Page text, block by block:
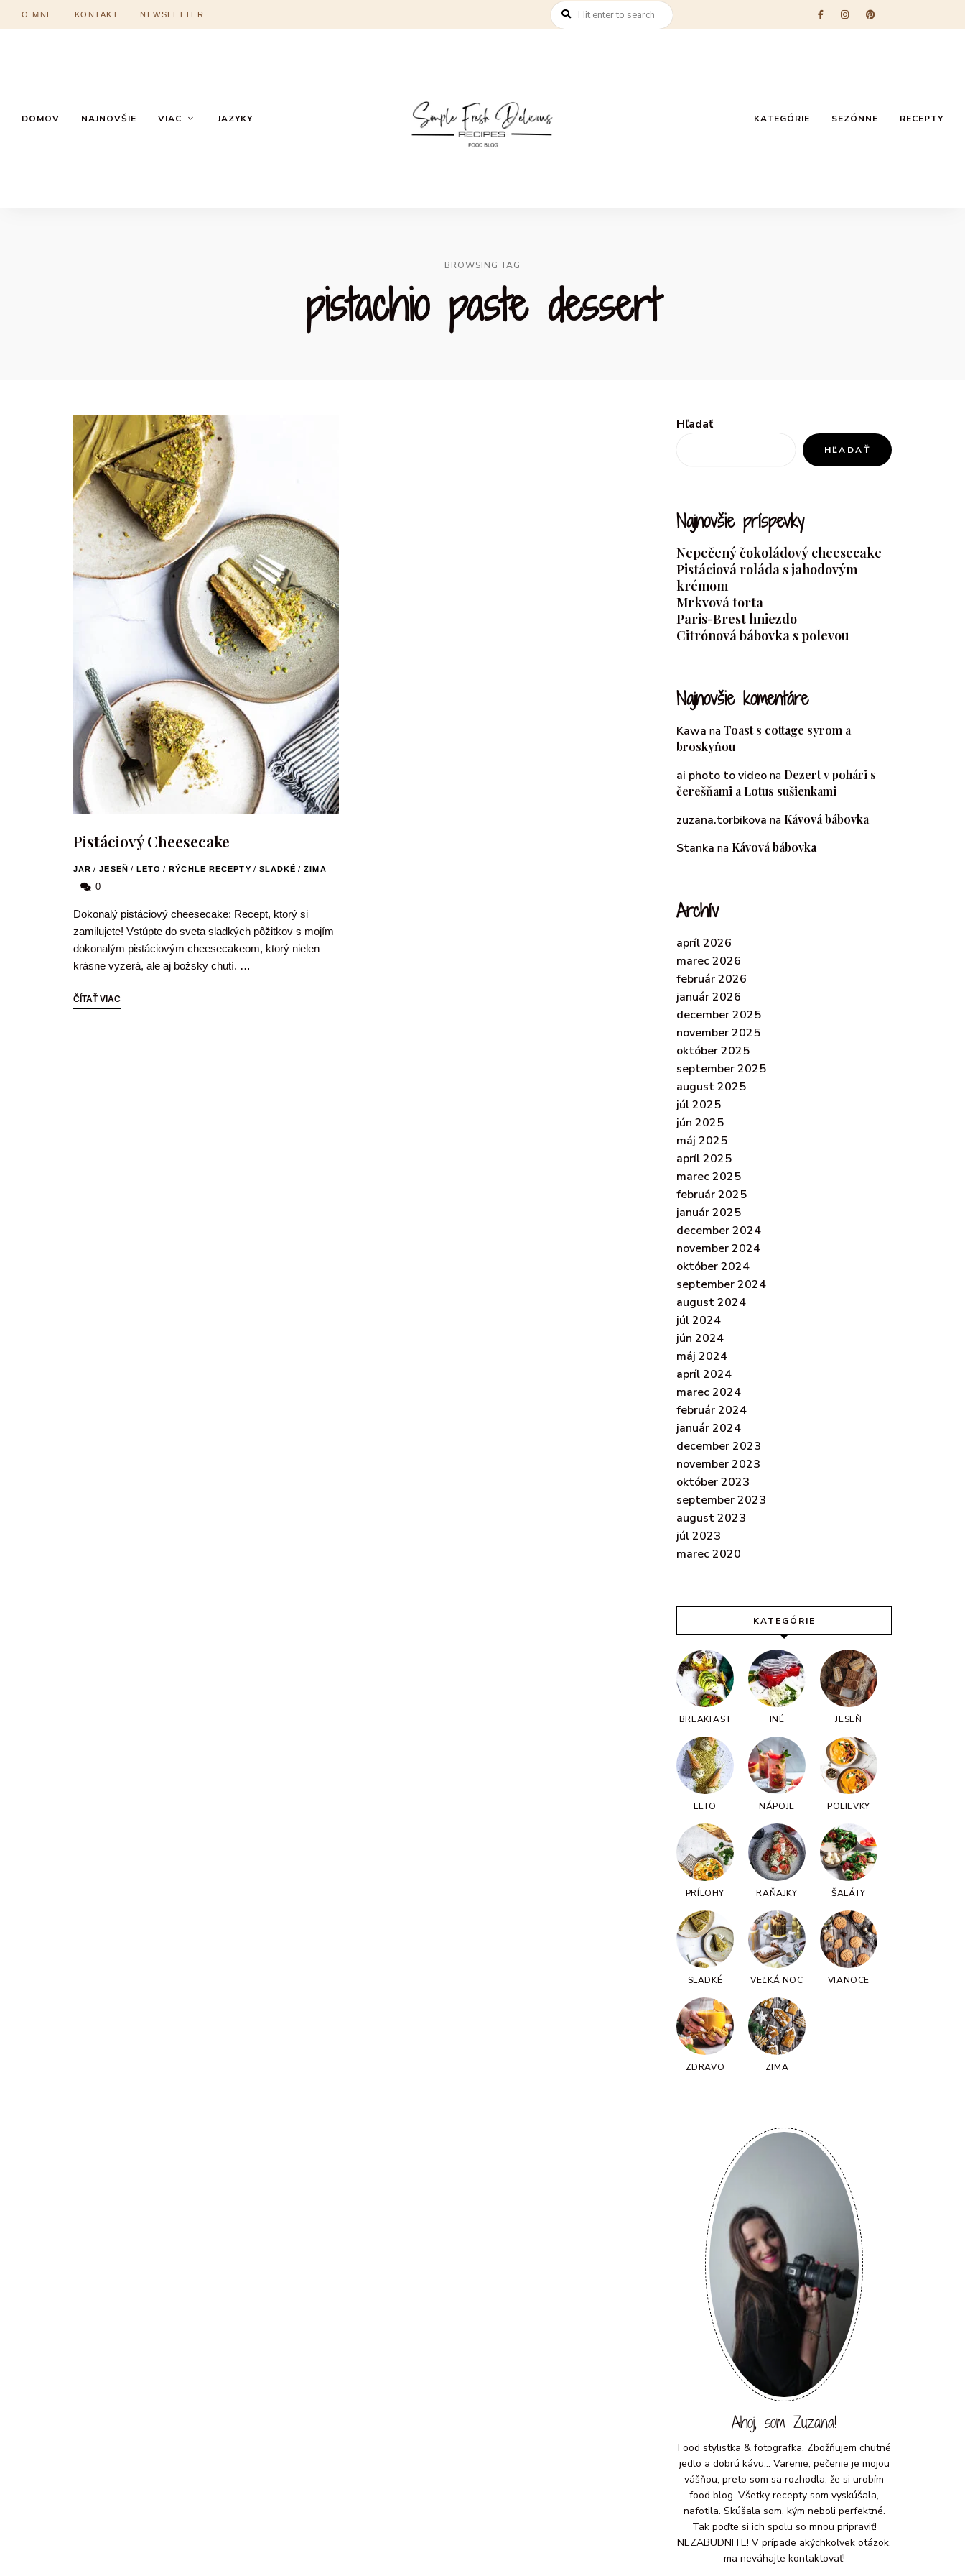
O MNE KONTAKT NEWSLETTER
DOMOV NAJNOVŠIE VIAC JAZYKY KATEGÓRIE SEZÓNNE RECEPTY
BROWSING TAG
pistachio paste dessert
Pistáciový Cheesecake
JAR / JESEŇ / LETO / RÝCHLE RECEPTY / SLADKÉ / ZIMA
0
Dokonalý pistáciový cheesecake: Recept, ktorý si
zamilujete! Vstúpte do sveta sladkých pôžitkov s mojím
dokonalým pistáciovým cheesecakeom, ktorý nielen
krásne vyzerá, ale aj božsky chutí. …
ČÍTAŤ VIAC
Hľadať
HĽADAŤ
Najnovšie príspevky
Nepečený čokoládový cheesecake
Pistáciová roláda s jahodovým
krémom
Mrkvová torta
Paris-Brest hniezdo
Citrónová bábovka s polevou
Najnovšie komentáre
Kawa na Toast s cottage syrom a
broskyňou
ai photo to videona Dezert v pohári s
čerešňami a Lotus sušienkami
zuzana.torbikova na Kávová bábovka
Stanka na Kávová bábovka
Archív
apríl 2026
marec 2026
február 2026
január 2026
december 2025
november 2025
október 2025
september 2025
august 2025
júl 2025
jún 2025
máj 2025
apríl 2025
marec 2025
február 2025
január 2025
december 2024
november 2024
október 2024
september 2024
august 2024
júl 2024
jún 2024
máj 2024
apríl 2024
marec 2024
február 2024
január 2024
december 2023
november 2023
október 2023
september 2023
august 2023
júl 2023
marec 2020
KATEGÓRIE
BREAKFAST INÉ JESEŇ
LETO NÁPOJE POLIEVKY
PRÍLOHY RAŇAJKY ŠALÁTY
SLADKÉ VEĽKÁ NOC VIANOCE
ZDRAVO ZIMA
Ahoj, som Zuzana!
Food stylistka & fotografka. Zbožňujem chutné
jedlo a dobrú kávu... Varenie, pečenie je mojou
vášňou, preto som sa rozhodla, že si urobím
food blog. Všetky recepty som vyskúšala,
nafotila. Skúšala som, kým neboli perfektné.
Tak poďte si ich spolu so mnou pripraviť!
NEZABUDNITE! V prípade akýchkoľvek otázok,
ma neváhajte kontaktovať!